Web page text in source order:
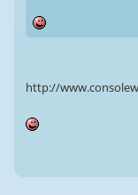
http://